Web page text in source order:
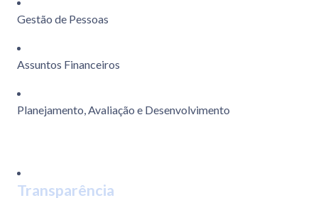
Gestão de Pessoas
Assuntos Financeiros
Planejamento, Avaliação e Desenvolvimento
Transparência